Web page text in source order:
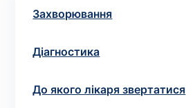
Захворювання
Діагностика
До якого лікаря звертатися
Вибрати клініку